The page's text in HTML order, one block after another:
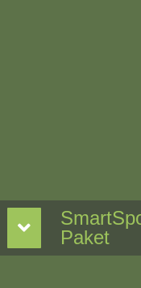
Paket